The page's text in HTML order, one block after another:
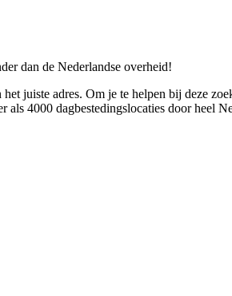
dan de Nederlandse overheid!
juiste adres. Om je te helpen bij deze
4000 dagbestedingslocaties door heel